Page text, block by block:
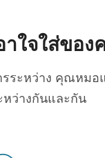
าใจใส่ของ
ระหว่าง คุณหม
ว่างกันและกัน